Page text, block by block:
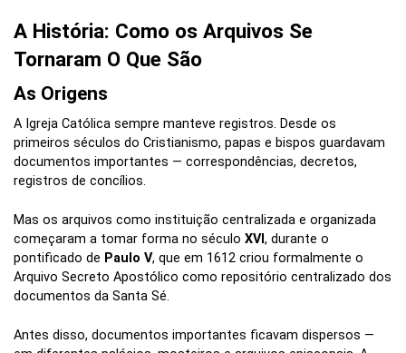
A História: Como os Arquivos Se
Tornaram O Que São
As Origens
A Igreja Católica sempre manteve registros. Desde os
primeiros séculos do Cristianismo, papas e bispos guardavam
documentos importantes — correspondências, decretos,
registros de concílios.
Mas os arquivos como instituição centralizada e organizada
começaram a tomar forma no século XVI, durante o
pontificado de Paulo V, que em 1612 criou formalmente o
Arquivo Secreto Apostólico como repositório centralizado dos
documentos da Santa Sé.
Antes disso, documentos importantes ficavam dispersos —